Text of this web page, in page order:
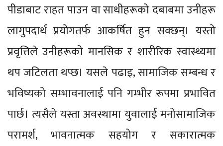
पीडाबाट राहत पाउन वा साथीहरूको दबाबमा उनीहरू
लागुपदार्थ प्रयोगतर्फ आकर्षित हुन सक्छन्। यस्तो
प्रवृत्तिले उनीहरूको मानसिक र शारीरिक स्वास्थ्यमा
थप जटिलता थप्छ। यसले पढाइ, सामाजिक सम्बन्ध र
भविष्यको सम्भावनालाई पनि गम्भीर रूपमा प्रभावित
पार्छ। त्यसैले यस्ता अवस्थामा युवालाई मनोसामाजिक
परामर्श, भावनात्मक सहयोग र सकारात्मक